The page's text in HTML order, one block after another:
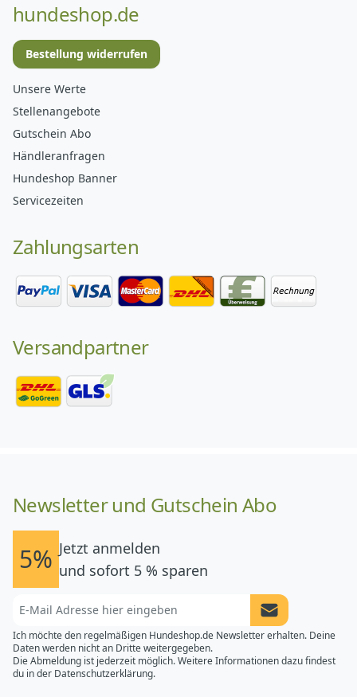
hundeshop.de
Bestellung widerrufen
Unsere Werte
Stellenangebote
Gutschein Abo
Händleranfragen
Hundeshop Banner
Servicezeiten
Zahlungsarten
Versandpartner
Newsletter und Gutschein Abo
5% Jetzt anmelden
und sofort 5 % sparen
Newsletter
Ich möchte den regelmäßigen Hundeshop.de Newsletter erhalten. Deine
Daten werden nicht an Dritte weitergegeben.
Die Abmeldung ist jederzeit möglich. Weitere Informationen dazu findest
du in der Datenschutzerklärung.